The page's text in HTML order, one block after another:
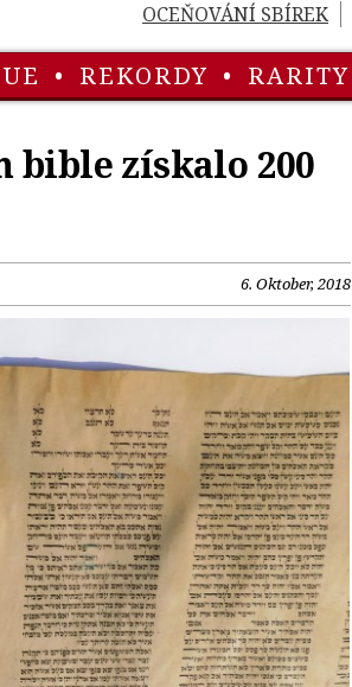
OCEŇOVÁNÍ SBÍREK
• REKORDY • RARITY
bible získalo 200
6. Oktober, 2018